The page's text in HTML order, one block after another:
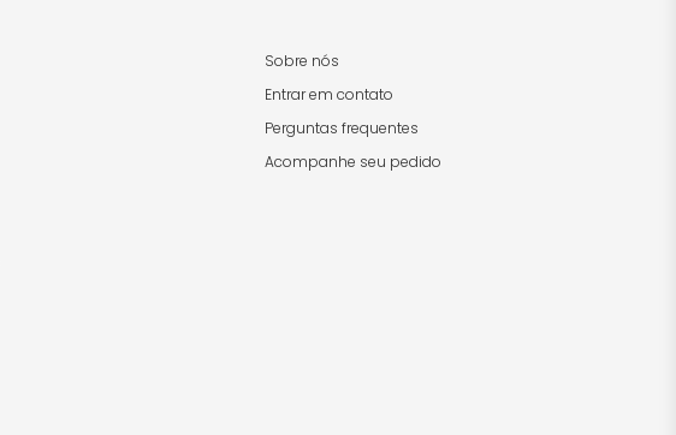
Sobre nós
Entrar em contato
Perguntas frequentes
Acompanhe seu pedido